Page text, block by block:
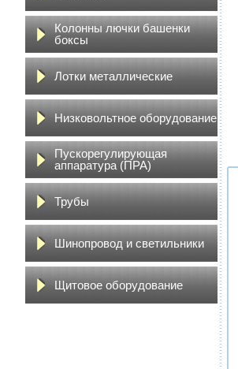
Колонны лючки башенки
боксы
Лотки металлические
Низковольтное оборудование
Пускорегулирующая
аппаратура (ПРА)
Трубы
Шинопровод и светильники
Щитовое оборудование